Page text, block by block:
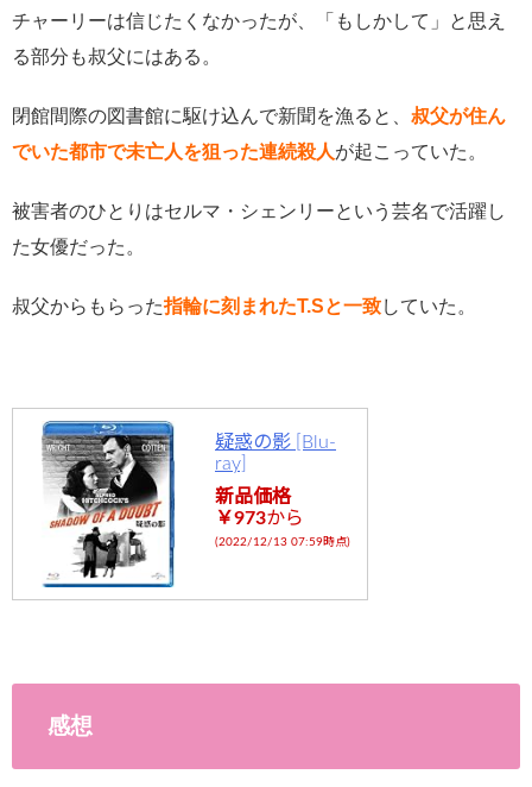
チャーリーは信じたくなかったが、「もしかして」と思え
る部分も叔父にはある。
閉館間際の図書館に駆け込んで新聞を漁ると、 叔父が住ん
でいた都市で未亡人を狙った連続殺人が起こっていた。
被害者のひとりはセルマ・シェンリーという芸名で活躍し
た女優だった。
叔父からもらった指輪に刻まれたT.Sと一致していた。
疑惑の影 [Blu-
ray]
新品価格
￥973から
(2022/12/13 07:59時点)
感想